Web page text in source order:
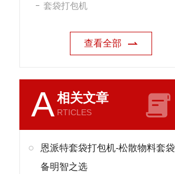
套袋打包机
查看全部
A相关文章
RTICLES
恩派特套袋打包机-松散物料套
备明智之选